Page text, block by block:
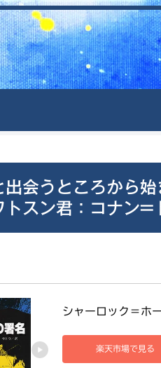
出会うところから
トスン君：コナン=
シャーロック＝ホ
楽天市場で見る